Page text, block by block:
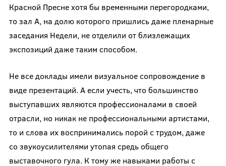
Красной Пресне хотя бы временными перегородками,
то зал A, на долю которого пришлись даже пленарные
заседания Недели, не отделили от близлежащих
экспозиций даже таким способом.
Не все доклады имели визуальное сопровождение в
виде презентаций. А если учесть, что большинство
выступавших являются профессионалами в своей
отрасли, но никак не профессиональными артистами,
то и слова их воспринимались порой с трудом, даже
со звукоусилителями утопая средь общего
выставочного гула. К тому же навыками работы с